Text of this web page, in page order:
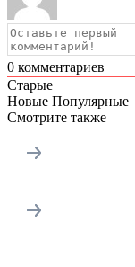
0 комментариев
Старые
Новые Популярные
Смотрите также